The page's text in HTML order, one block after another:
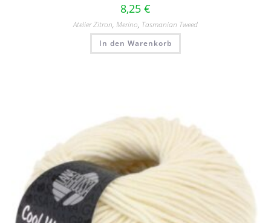
8,25 €
Atelier Zitron, Merino, Tasmanian Tweed
In den Warenkorb